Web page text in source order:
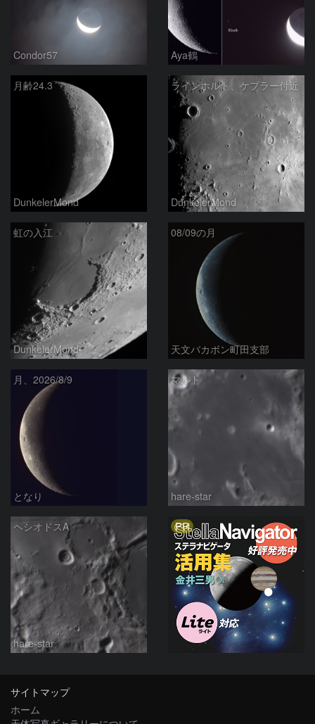
Condor57 Aya鶴
月齢24.3
DunkelerMond
ラインホルト、ケプラー付近
DunkelerMond
虹の入江
DunkelerMond
08/09の月
天文バカボン町田支部
月、2026/8/9
となり
マルト
hare-star
ヘシオドスA
hare-star
PR
サイトマップ
ホーム